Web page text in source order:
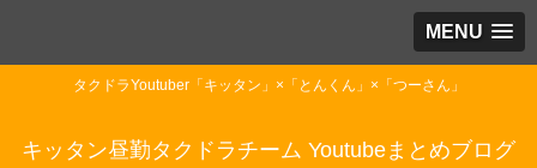
MENU
タクドラYoutuber「キッタン」×「とんくん」×「つーさん」
キッタン昼勤タクドラチーム Youtubeまとめブログ